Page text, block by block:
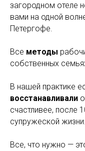
загородном отеле
вами на одной
Петергофе.
Все методы
собственных
В нашей практике
восстанавливали
счастливее, после
супружеской жизни.
Все, что нужно —